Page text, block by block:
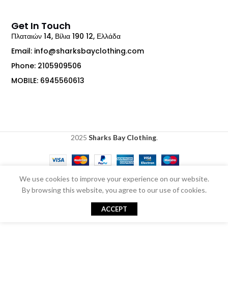
Get In Touch
Πλαταιών 14, Βίλια 190 12, Ελλάδα
Email: info@sharksbayclothing.com
Phone: 2105909506
MOBILE: 6945560613
2025 Sharks Bay Clothing.
We use cookies to improve your experience on our website.
By browsing this website, you agree to our use of cookies.
ACCEPT